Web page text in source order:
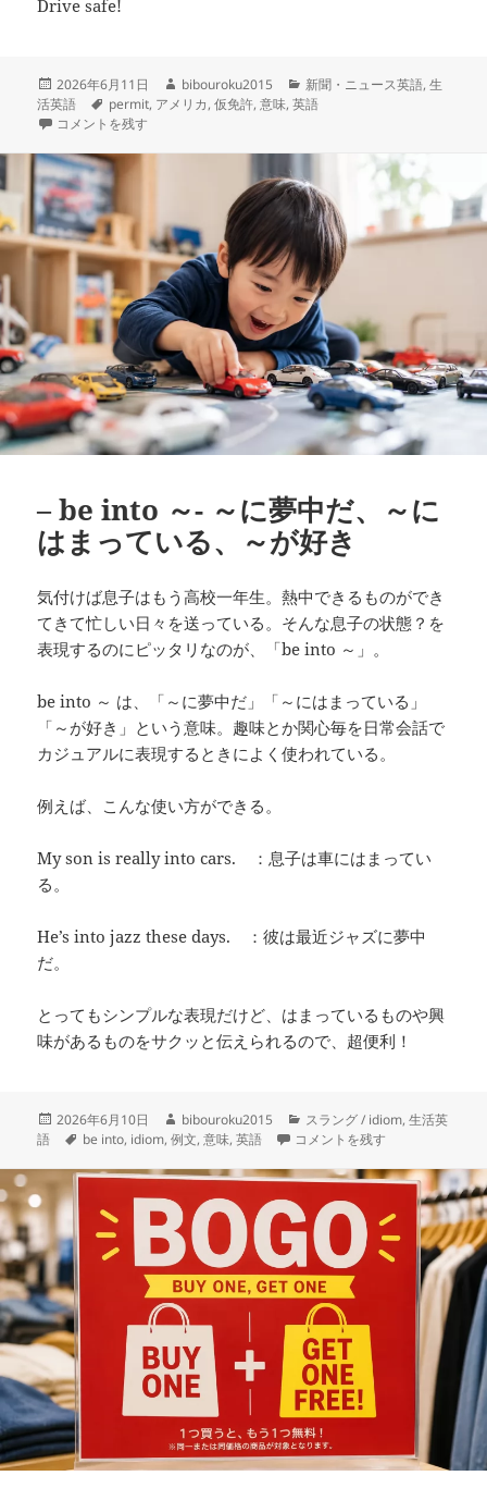
Drive safe!
投
稿
日:
2026年6月11日
作
成
bibouroku2015
カ
テ
新聞・ニュース英語,生
活英語
タ
グ
permit, アメリカ,仮免許,意味,英語
– Learner’s Permit（ラーナーズ・パーミット）～-仮免許 に
コメントを残す
– be into ～- ～に夢中だ、～に
はまっている、～が好き
気付けば息子はもう高校一年生。熱中できるものができ
てきて忙しい日々を送っている。そんな息子の状態？を
表現するのにピッタリなのが、「be into ～」。
be into ～ は、「～に夢中だ」「～にはまっている」
「～が好き」という意味。趣味とか関心毎を日常会話で
カジュアルに表現するときによく使われている。
例えば、こんな使い方ができる。
My son is really into cars. ：息子は車にはまってい
る。
He’s into jazz these days. ：彼は最近ジャズに夢中
だ。
とってもシンプルな表現だけど、はまっているものや興
味があるものをサクッと伝えられるので、超便利！
投
稿
2026年6月10日
作
成
bibouroku2015
カ
テ
リ
スラング / idiom,生活英
語
タ
be into, idiom,例文,意味,英語 – be into ～- ～に夢中だ、～に
コメントを残す